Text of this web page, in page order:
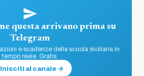
questa arrivano prima su
Telegram
e scadenze della scuola siciliana in
tempo reale. Gratis.
al canale →